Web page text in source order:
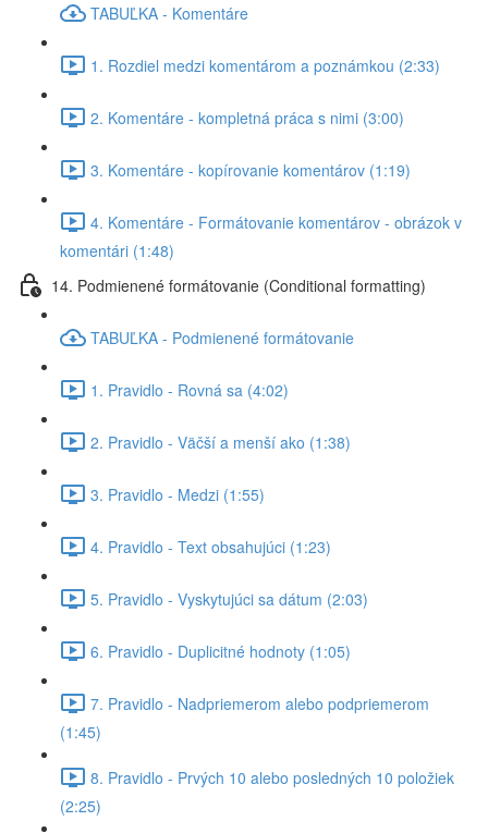
TABUĽKA - Komentáre
1. Rozdiel medzi komentárom a poznámkou (2:33)
2. Komentáre - kompletná práca s nimi (3:00)
3. Komentáre - kopírovanie komentárov (1:19)
4. Komentáre - Formátovanie komentárov - obrázok v
komentári (1:48)
14. Podmienené formátovanie (Conditional formatting)
TABUĽKA - Podmienené formátovanie
1. Pravidlo - Rovná sa (4:02)
2. Pravidlo - Väčší a menší ako (1:38)
3. Pravidlo - Medzi (1:55)
4. Pravidlo - Text obsahujúci (1:23)
5. Pravidlo - Vyskytujúci sa dátum (2:03)
6. Pravidlo - Duplicitné hodnoty (1:05)
7. Pravidlo - Nadpriemerom alebo podpriemerom
(1:45)
8. Pravidlo - Prvých 10 alebo posledných 10 položiek
(2:25)